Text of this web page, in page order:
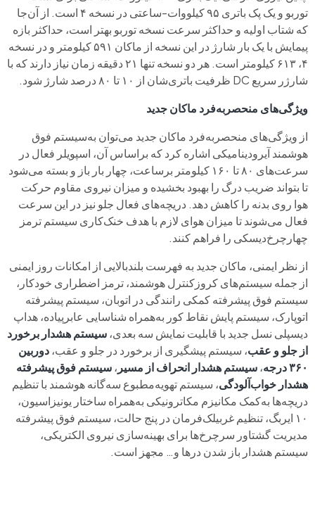
توربو و یک پک باتری ۹۵ کیلووات-ساعتی در نسخه ۴ است. از آن‌جا
که شتاب اولیه و حداکثر سرعت نسخه توربو بهتر است، حداکثر بازه
پیمایش با یک بار شارژ در این نسخه از ماکان ۵۹۱ کیلومتر و در نسخه
۴، ۶۱۳ کیلومتر است. هر دو نسخه تنها ۲۱ دقیقه زمان نیاز دارند که با
شارژر سریع DC ظرفیت باتری‌شان از ۱۰ تا ۸۰ درصد شارژ شود.
ویژگی‌های منحصربه‌فرد ماکان جدید
از ویژگی‌های منحصربه‌فرد ماکان جدید می‌توان به‌سیستم فوق
هوشمند آیرودینامیکی اشاره کرد که براساس آن، اسپویلر فعال در
سرعت‌های‌ ۸۰ تا ۱۶۰ کیلومتر برساعت، چهار بار باز و بسته می‌شود
تا بتواند ضریب درگ را بهبود بخشیده و میزان نیروی مقاوم حرکت
هوا روی بدنه را کاهش دهد. دریچه‌های فعال جلو نیز در این سرعت
فعال می‌شوند تا میزان هوای لازم با هدف خنک‌کاری سیستم ترمز
چهارچرخ‌دیسکی را فراهم کنند.
از نظر ایمنی، ماکان جدید به فهرست بلندبالایی از امکانات روز ایمنی
از جمله سیستم‌های کروزکنترل هوشمند، ترمز اضطراری خودکار،
سیستم فوق پیشرفته کمکی رانندگی در اتوبان، سیستم پیشرفته
اتوپارک، سیستم پایش نقاط کور به‌همراه شناسایی عابرپیاده، هداپ
دیسپلی نسل جدید با قابلیت نمایش سه بعدی،سیستم هشدار برخورد
از جلو و عقب، سیستم پیشگیری از برخورد در جلو و عقب،دوربین
۳۶۰ درجه
،سیستم هشدار انحراف از مسیر ،سیستم فوق پیشرفته
هشدار خواب‌آلودگی، سیستم تهویه‌مطبوع سه‌گانه هوشمند با تنظیم
دریچه‌ها به‌کمک مکانیزم مکاترونیکی به‌همراه ساختار یونیزاسیون،
۱۰ ایربگ، تنظیم غربیلک‌فرمان در پنج حالت، سیستم فوق پیشرفته
مدیریت گشتاور سرچرخ‌ها برای بهینه‌سازی نیروی الکتریکی،
سیستم هشدار باز شدن درها و… مجهز است.